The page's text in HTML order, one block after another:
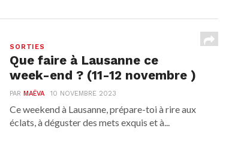
SORTIES
Que faire à Lausanne ce
week-end ? (11-12 novembre )
PARMAËVA 10 NOVEMBRE 2023
Ce weekend à Lausanne, prépare-toi à rire aux
éclats, à déguster des mets exquis et à...